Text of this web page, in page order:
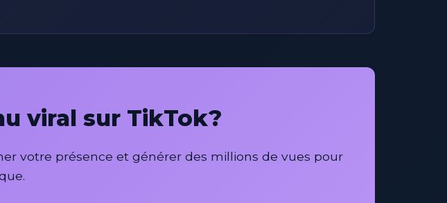
viral sur TikTok?
votre présence et générer des millions de vues pour